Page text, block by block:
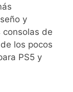
y
consolas de
los pocos
PS5 y